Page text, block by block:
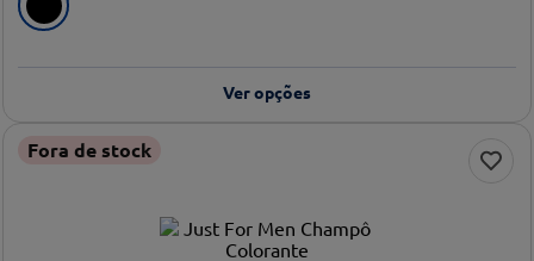
Ver opções
Fora de stock